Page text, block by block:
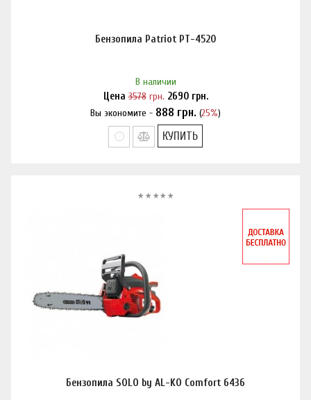
Бензопила Patriot PT-4520
В наличии
Цена3578грн. 2690грн.
Вы экономите - 888 грн. (25%)
Нашли дешевле?
КУПИТЬ
Бензопила SOLO by AL-KO Comfort 6436